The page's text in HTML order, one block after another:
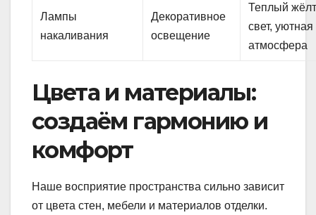
Лампы
накаливания
Декоративное
освещение
Теплый
свет, уютная
атмосфера
Цвета и материалы:
создаём гармонию и
комфорт
Наше восприятие пространства сильно зависит
от цвета стен, мебели и материалов отделки.